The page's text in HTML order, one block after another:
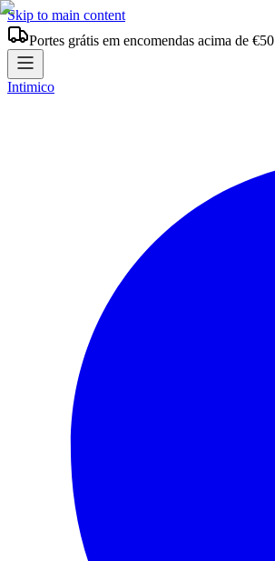
Skip to main content
Portes grátis em encomendas acima de €50
Intimico